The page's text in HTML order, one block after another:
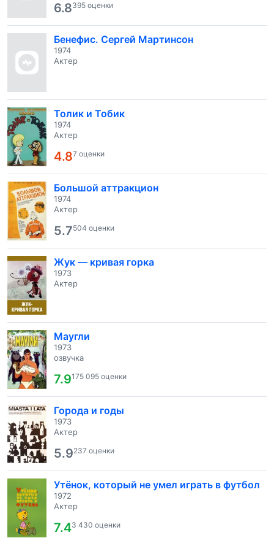
6.8395 оценки
Бенефис. Сергей Мартинсон
1974
Актер
Толик и Тобик
1974
Актер
4.87 оценки
Большой аттракцион
1974
Актер
5.7504 оценки
Жук — кривая горка
1973
Актер
Маугли
1973
озвучка
7.9175 095 оценки
Города и годы
1973
Актер
5.9237 оценки
Утёнок, который не умел играть в футбол
1972
Актер
7.43 430 оценки